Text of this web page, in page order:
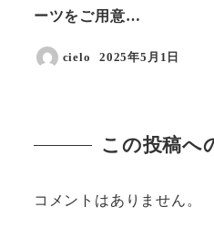
ーツをご用意…
cielo
投稿日
2025年5月1日
この投稿へ
コメントはありません。